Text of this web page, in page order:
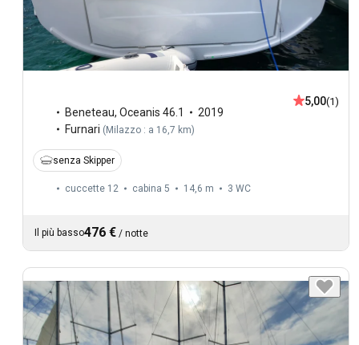
Beneteau, Oceanis 46.1
2019
Furnari (Milazzo : a 16,7 km)
5,00(1)
senza Skipper
cuccette 12 cabina 5 14,6 m 3 WC
Il più basso476 € / notte